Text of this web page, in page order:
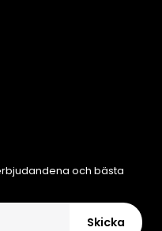
och bästa
Skicka